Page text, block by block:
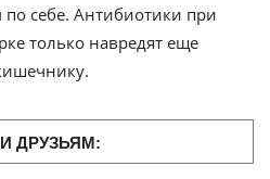
по себе. Антибиотики при
только навредят еще
ДРУЗЬЯМ: